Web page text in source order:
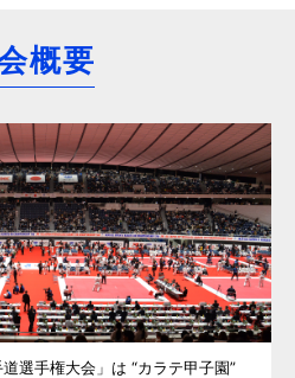
概要
選手権大会」は “カラテ甲子園”